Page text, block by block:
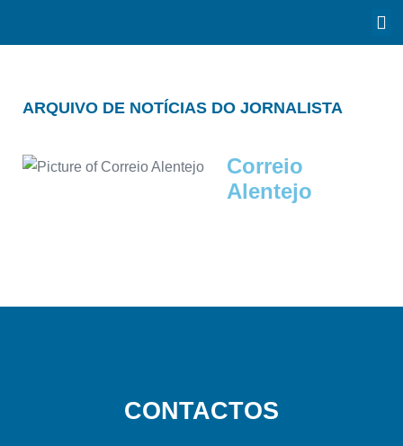
ARQUIVO DE NOTÍCIAS DO JORNALISTA
Correio
Alentejo
CONTACTOS